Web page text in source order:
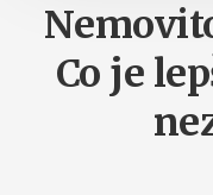
Co je